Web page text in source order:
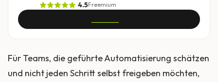
4.5Freemium
Für Teams, die geführte Automatisierung schätzen
und nicht jeden Schritt selbst freigeben möchten,